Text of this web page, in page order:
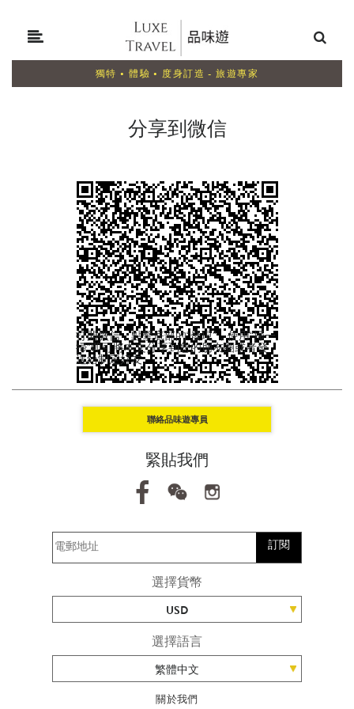
獨特 • 體驗 • 度身訂造 - 旅遊專家
分享到微信
打開微信，點擊底部的“發現”，使用“掃一
掃”即可將本文分享到您的朋友圈或者發
送給制定好友。
聯絡品味遊專員
緊貼我們
訂閱
選擇貨幣
USD
選擇語言
繁體中文
關於我們